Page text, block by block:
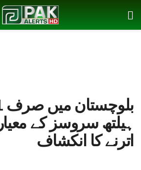
ہیلتھ سروسز کے معیار
اترنے کا انکشاف